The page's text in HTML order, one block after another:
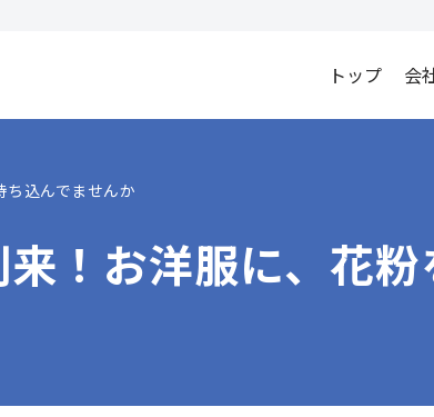
トップ 会
ち込んでませんか
！お洋服に、花